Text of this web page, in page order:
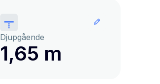
Djupgående
1,65 m